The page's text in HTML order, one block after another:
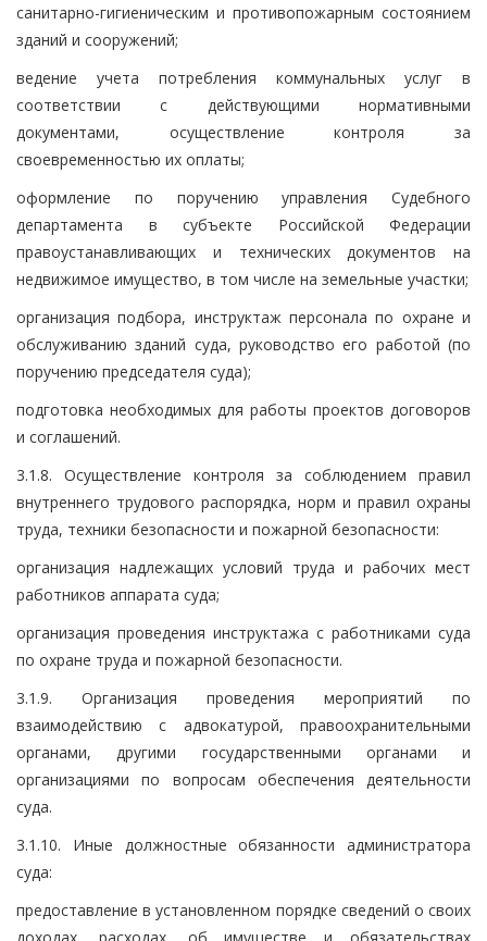
санитарно-гигиеническим и противопожарным состоянием
зданий и сооружений;
ведение учета потребления коммунальных услуг в
соответствии с действующими нормативными
документами, осуществление контроля за
своевременностью их оплаты;
оформление по поручению управления Судебного
департамента в субъекте Российской Федерации
правоустанавливающих и технических документов на
недвижимое имущество, в том числе на земельные участки;
организация подбора, инструктаж персонала по охране и
обслуживанию зданий суда, руководство его работой (по
поручению председателя суда);
подготовка необходимых для работы проектов договоров
и соглашений.
3.1.8. Осуществление контроля за соблюдением правил
внутреннего трудового распорядка, норм и правил охраны
труда, техники безопасности и пожарной безопасности:
организация надлежащих условий труда и рабочих мест
работников аппарата суда;
организация проведения инструктажа с работниками суда
по охране труда и пожарной безопасности.
3.1.9. Организация проведения мероприятий по
взаимодействию с адвокатурой, правоохранительными
органами, другими государственными органами и
организациями по вопросам обеспечения деятельности
суда.
3.1.10. Иные должностные обязанности администратора
суда:
предоставление в установленном порядке сведений о своих